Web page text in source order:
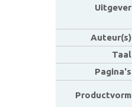
Uitgever
Auteur(s)
Taal
Pagina's
Productvorm